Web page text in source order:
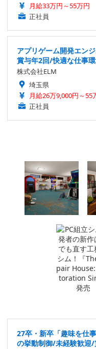
月給33万円～55万円
正社員
アプリゲーム開発エン
賞与年2回/快適な仕事
株式会社ELM
埼玉県
月給26万9,000円～55
正社員
27卒・新卒「趣味を仕
の挙動制御/未経験歓迎/